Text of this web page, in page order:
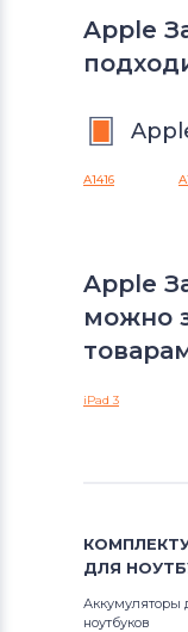
Apple
A1416
Apple
можно
iPad 3
ДЛЯ
Аккумуляторы
ноутбуков